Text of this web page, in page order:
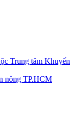
Trung tâm Khuyến
nông TP.HCM